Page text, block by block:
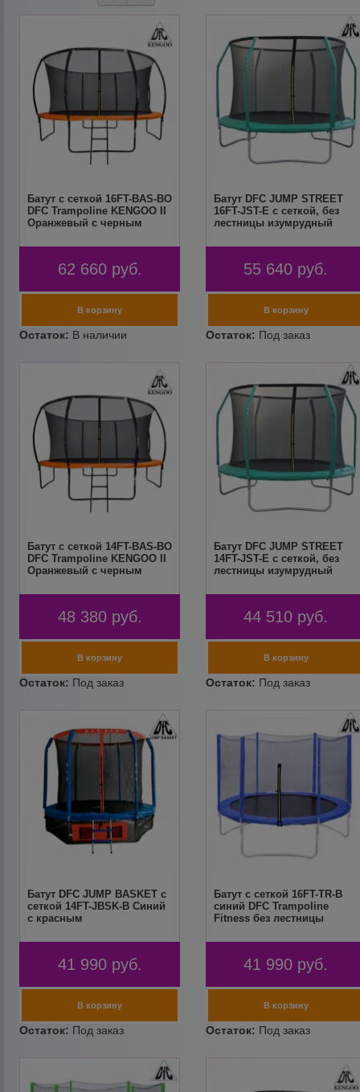
Батут с сеткой 16FT-BAS-BO
DFC Trampoline KENGOO II
Оранжевый с черным
62 660 руб.
Батут DFC JUMP STREET
16FT-JST-E c сеткой, без
лестницы изумрудный
55 640 руб.
Батут с сеткой 14FT-BAS-BO
DFC Trampoline KENGOO II
Оранжевый с черным
48 380 руб.
Батут DFC JUMP STREET
14FT-JST-E c сеткой, без
лестницы изумрудный
44 510 руб.
Батут DFC JUMP BASKET с
сеткой 14FT-JBSK-B Синий
с красным
41 990 руб.
Батут с сеткой 16FT-TR-B
синий DFC Trampoline
Fitness без лестницы
41 990 руб.